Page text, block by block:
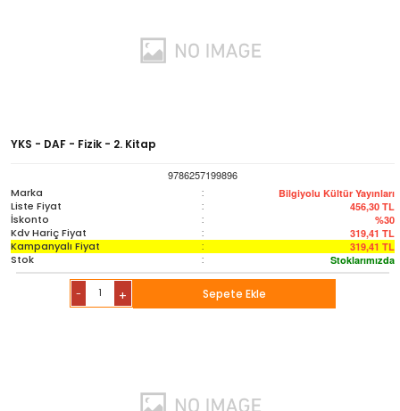
YKS - DAF - Fizik - 2. Kitap
9786257199896
Marka
: Bilgiyolu Kültür Yayınları
Liste Fiyat : 456,30 TL
İskonto : %30
Kdv Hariç Fiyat : 319,41 TL
Kampanyalı Fiyat : 319,41 TL
Stok : Stoklarımızda
- + Sepete Ekle